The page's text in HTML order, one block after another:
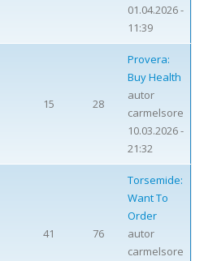
01.04.2026 -
11:39
15 28
Provera:
Buy Health
autor
carmelsore
10.03.2026 -
21:32
41 76
Torsemide:
Want To
Order
autor
carmelsore